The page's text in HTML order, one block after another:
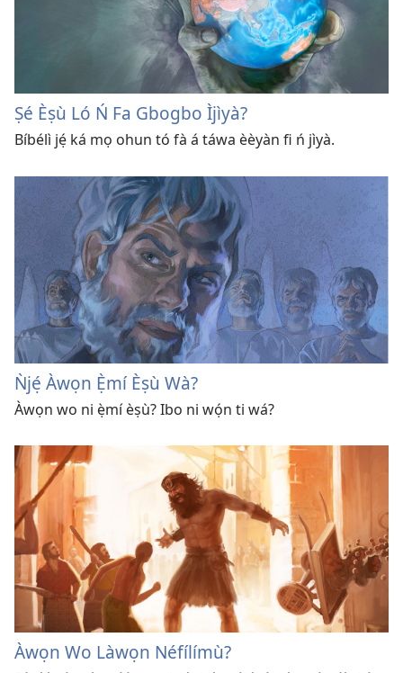
Ṣé Èṣù Ló Ń Fa Gbogbo Ìjìyà?
Bíbélì jẹ́ ká mọ ohun tó fà á táwa èèyàn fi ń jìyà.
Ǹjẹ́ Àwọn Ẹ̀mí Èṣù Wà?
Àwọn wo ni ẹ̀mí èṣù? Ibo ni wọ́n ti wá?
Àwọn Wo Làwọn Néfílímù?